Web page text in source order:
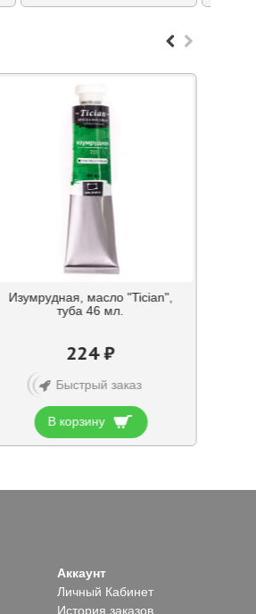
Изумрудная, масло "Tician",
туба 46 мл.
224 ₽
Быстрый заказ
В корзину
Аккаунт
Личный Кабинет
История заказов